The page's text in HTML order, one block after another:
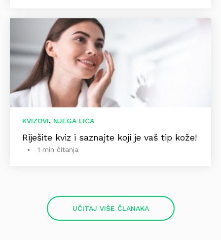
KVIZOVI, NJEGA LICA
Riješite kviz i saznajte koji je vaš tip kože!
1 min čitanja
UČITAJ VIŠE ČLANAKA